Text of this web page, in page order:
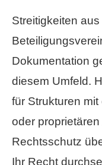
Streitigkeiten
Dokumentation
diesem Umfeld.
für Strukturen
oder
Rechtsschutz
Ihr Recht